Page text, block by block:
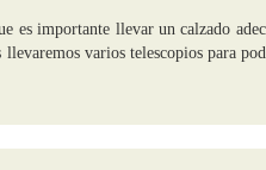
es importante llevar un calzado
varios telescopios para